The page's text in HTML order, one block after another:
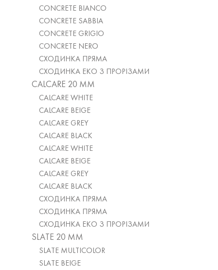
CONCRETE BIANCO
CONCRETE SABBIA
CONCRETE GRIGIO
CONCRETE NERO
СХОДИНКА ПРЯМА
СХОДИНКА ЕКО З ПРОРІЗАМИ
CALCARE 20 MM
CALCARE WHITE
CALCARE BEIGE
CALCARE GREY
CALCARE BLACK
CALCARE WHITE
CALCARE BEIGE
CALCARE GREY
CALCARE BLACK
СХОДИНКА ПРЯМА
СХОДИНКА ПРЯМА
СХОДИНКА ЕКО З ПРОРІЗАМИ
SLATE 20 MM
SLATE MULTICOLOR
SLATE BEIGE